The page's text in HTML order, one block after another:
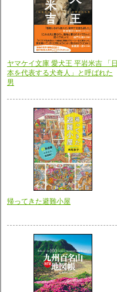
ヤマケイ文庫 愛犬王 平岩米吉 「日
本を代表する犬奇人」と呼ばれた
男
帰ってきた避難小屋